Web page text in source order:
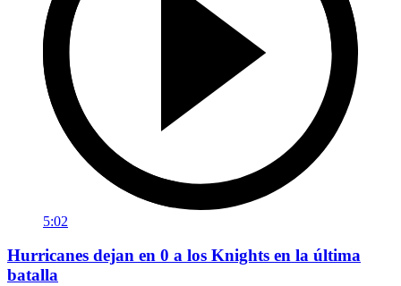
5:02
Hurricanes dejan en 0 a los Knights en la última
batalla